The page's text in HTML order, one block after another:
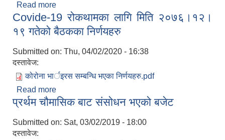
Read more
सम्बन्धमा
Covide-19 रोकथामका लागि मिति २०७६।१२।
१९ गतेको बैठकका निर्णयहरु
Submitted on: Thu, 04/02/2020 - 16:38
दस्तावेज:
कोरोना भार्इरस सम्बन्धि भएका निर्णयहरु.pdf
Read more
१९ गतेको बैठकका निर्णयहरु
प्रर्थम चौमासिक बाट संसोधन भएको बजेट
Submitted on: Sat, 03/02/2019 - 18:00
दस्तावेज: